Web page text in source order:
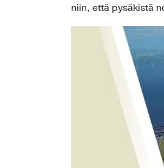
niin, että pysäkistä